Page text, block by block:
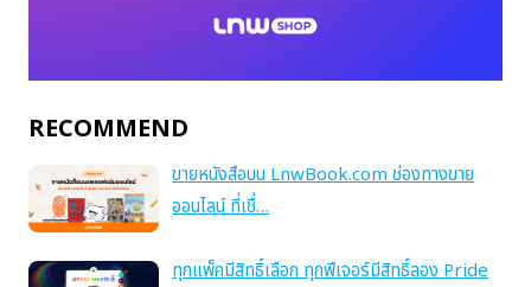
RECOMMEND
ขายหนังสือบน LnwBook.com ช่องทางขาย
ออนไลน์ ที่เชื่…
ทุกแพ็คมีสิทธิ์เลือก ทุกฟีเจอร์มีสิทธิ์ลอง Pride